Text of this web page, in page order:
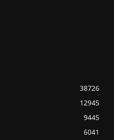
38726
12945
9445
6041